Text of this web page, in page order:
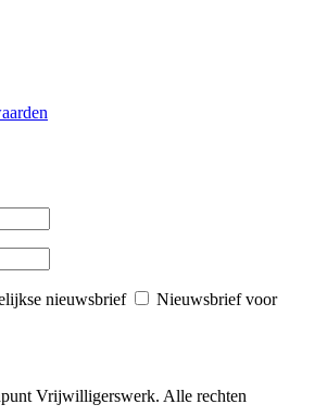
nieuwsbrief
Nieuwsbrief voor
Vrijwilligerswerk. Alle rechten